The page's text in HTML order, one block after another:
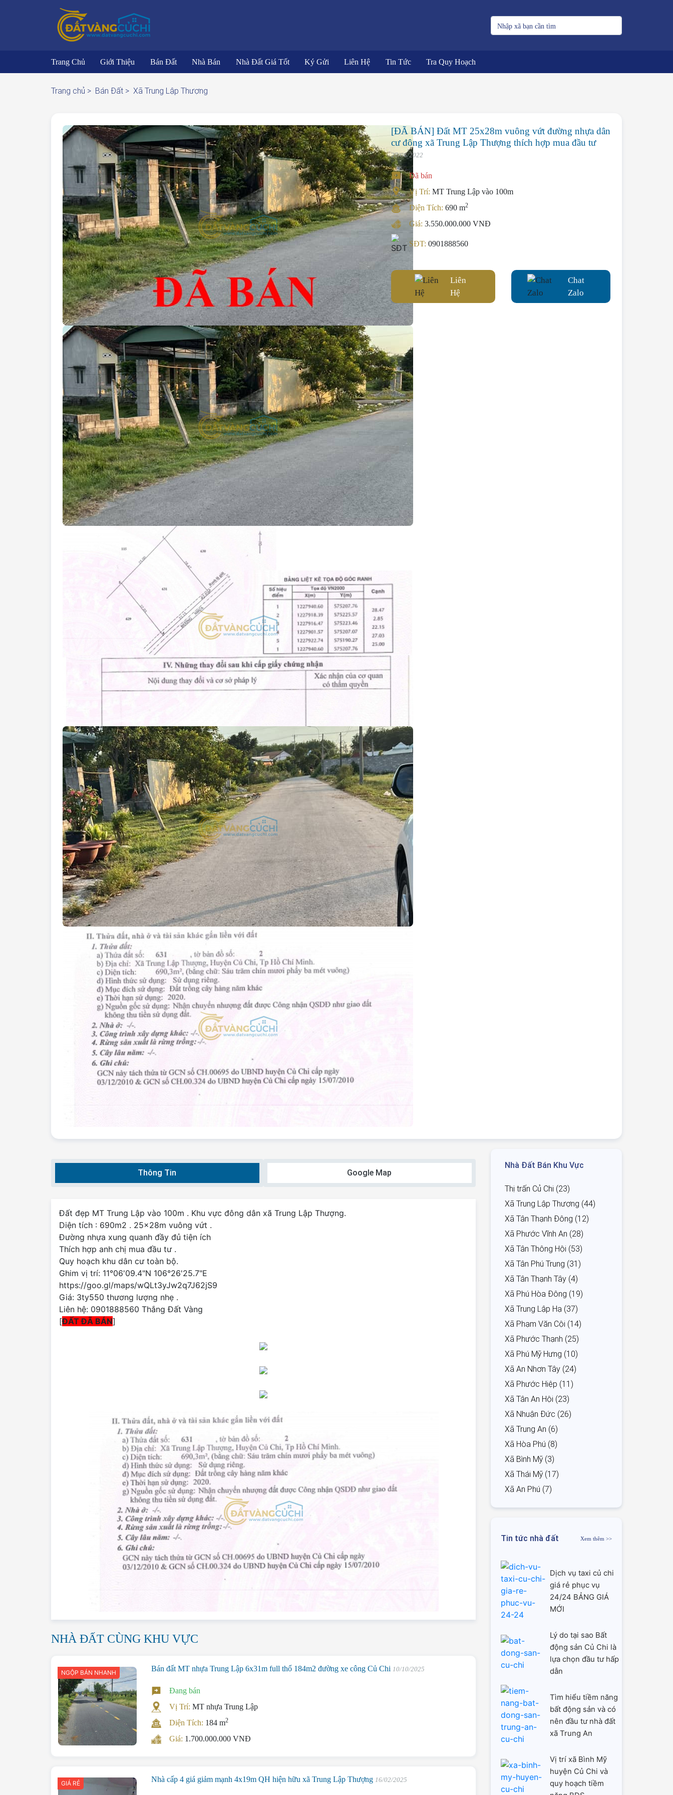
Trang Chủ Giới Thiệu Bán Đất Nhà Bán Nhà Đất Giá Tốt Ký Gửi Liên Hệ Tin Tức Tra Quy Hoạch
Trang chủ > Bán Đất > Xã Trung Lập Thượng
[ĐÃ BÁN] Đất MT 25x28m vuông vứt đường nhựa dân
cư đông xã Trung Lập Thượng thích hợp mua đầu tư
27/06/2022
Đã bán
Vị Trí: MT Trung Lập vào 100m
Diện Tích: 690 m2
Giá: 3.550.000.000 VNĐ
SĐT: 0901888560
Liên
Hệ
Chat
Zalo
Thông Tin Google Map
Đất đẹp MT Trung Lập vào 100m . Khu vực đông dân xã Trung Lập Thượng.
Diện tích : 690m2 . 25x28m vuông vứt .
Đường nhựa xung quanh đầy đủ tiện ích
Thích hợp anh chị mua đầu tư .
Quy hoạch khu dân cư toàn bộ.
Ghim vị trí: 11°06'09.4"N 106°26'25.7"E
https://goo.gl/maps/wQLt3yJw2q7J62jS9
Giá: 3ty550 thương lượng nhẹ .
Liên hệ: 0901888560 Thắng Đất Vàng
[ĐẤT ĐÃ BÁN]
NHÀ ĐẤT CÙNG KHU VỰC
NGỘP BÁN NHANH Bán đất MT nhựa Trung Lập 6x31m full thổ 184m2 đường xe công Củ Chi 10/10/2025
Đang bán
Vị Trí:MT nhựa Trung Lập
Diện Tích: 184 m2
Giá: 1.700.000.000 VNĐ
GIÁ RẺ Nhà cấp 4 giá giảm mạnh 4x19m QH hiện hữu xã Trung Lập Thượng 16/02/2025
Nhà Đất Bán Khu Vực
Thị trấn Củ Chi (23)
Xã Trung Lập Thượng (44)
Xã Tân Thạnh Đông (12)
Xã Phước Vĩnh An (28)
Xã Tân Thông Hội (53)
Xã Tân Phú Trung (31)
Xã Tân Thạnh Tây (4)
Xã Phú Hòa Đông (19)
Xã Trung Lập Hạ (37)
Xã Phạm Văn Cội (14)
Xã Phước Thạnh (25)
Xã Phú Mỹ Hưng (10)
Xã An Nhơn Tây (24)
Xã Phước Hiệp (11)
Xã Tân An Hội (23)
Xã Nhuận Đức (26)
Xã Trung An (6)
Xã Hòa Phú (8)
Xã Bình Mỹ (3)
Xã Thái Mỹ (17)
Xã An Phú (7)
Tin tức nhà đất Xem thêm >>
Dịch vụ taxi củ chi
giá rẻ phục vụ
24/24 BẢNG GIÁ
MỚI
Lý do tại sao Bất
động sản Củ Chi là
lựa chọn đầu tư hấp
dẫn
Tìm hiểu tiềm năng
bất động sản và có
nên đầu tư nhà đất
xã Trung An
Vị trí xã Bình Mỹ
huyện Củ Chi và
quy hoạch tiềm